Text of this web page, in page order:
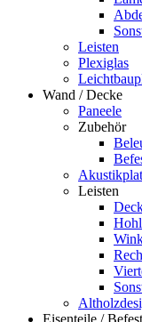
Leisten
Plexiglas
Wand / Decke
Paneele
Zubehör
Leisten